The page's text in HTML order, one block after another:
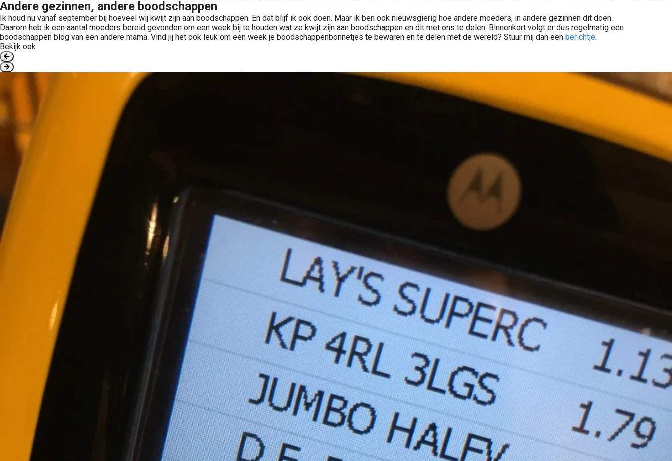
Andere gezinnen, andere boodschappen
Ik houd nu vanaf september bij hoeveel wij kwijt zijn aan boodschappen. En dat blijf ik ook doen. Maar ik ben ook nieuwsgierig hoe andere moeders, in andere gezinnen dit doen.
Daarom heb ik een aantal moeders bereid gevonden om een week bij te houden wat ze kwijt zijn aan boodschappen en dit met ons te delen. Binnenkort volgt er dus regelmatig een
boodschappen blog van een andere mama. Vind jij het ook leuk om een week je boodschappenbonnetjes te bewaren en te delen met de wereld? Stuur mij dan een berichtje.
Bekijk ook